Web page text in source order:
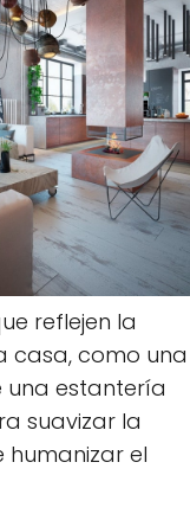
reflejen la
casa, como una
estantería
suavizar la
humanizar el